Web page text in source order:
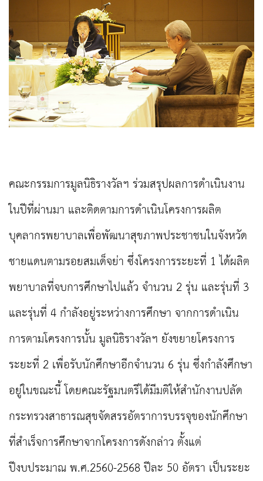
คณะกรรมการมูลนิธิรางวัลฯ ร่วมสรุปผลการดำเนินงาน
ในปีที่ผ่านมา และติดตามการดำเนินโครงการผลิต
บุคลากรพยาบาลเพื่อพัฒนาสุขภาพประชาชนในจังหวัด
ชายแดนตามรอยสมเด็จย่า ซึ่งโครงการระยะที่ 1ได้ผลิต
พยาบาลที่จบการศึกษาไปแล้ว จำนวน 2 รุ่น และรุ่นที่ 3
และรุ่นที่ 4 กำลังอยู่ระหว่างการศึกษา จากการดำเนิน
การตามโครงการนั้น มูลนิธิรางวัลฯ ยังขยายโครงการ
ระยะที่ 2 เพื่อรับนักศึกษาอีกจำนวน 6 รุ่น ซึ่งกำลังศึกษา
อยู่ในขณะนี้โดยคณะรัฐมนตรีได้มีมติให้สำนักงานปลัด
กระทรวงสาธารณสุขจัดสรรอัตราการบรรจุของนักศึกษา
ที่สำเร็จการศึกษาจากโครงการดังกล่าว ตั้งแต่
ปีงบประมาณ พ.ศ.2560-2568 ปีละ 50 อัตรา เป็นระยะ